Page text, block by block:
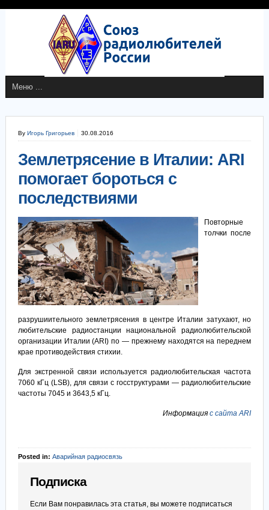
By Игорь Григорьев 30.08.2016
Землетрясение в Италии: ARI
помогает бороться с
последствиями
Повторные
толчки после
разрушиительного землетрясения в центре Италии затухают, но
любительские радиостанции национальной радиолюбительской
организации Италии (ARI) по — прежнему находятся на переднем
крае противодействия стихии.
Для экстренной связи используется радиолюбительская частота
7060 кГц (LSB), для связи с госструктурами — радиолюбительские
частоты 7045 и 3643,5 кГц.
Информацияс сайта ARI
Posted in: Аварийная радиосвязь
Подписка
Если Вам понравилась эта статья, вы можете подписаться